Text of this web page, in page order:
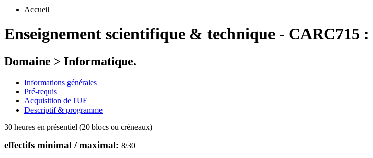
Accueil
Enseignement scientifique & technique - CARC715 :
Domaine > Informatique.
Informations générales
Pré-requis
Acquisition de l'UE
Descriptif & programme
30 heures en présentiel (20 blocs ou créneaux)
effectifs minimal / maximal: 8/30